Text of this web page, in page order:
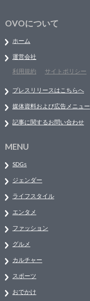
OVOについて
ホーム
運営会社
利用規約
サイトポリシー
プレスリリースはこちらへ
媒体資料および広告メニュー
記事に関するお問い合わせ
MENU
SDGs
ジェンダー
ライフスタイル
エンタメ
ファッション
グルメ
カルチャー
スポーツ
おでかけ